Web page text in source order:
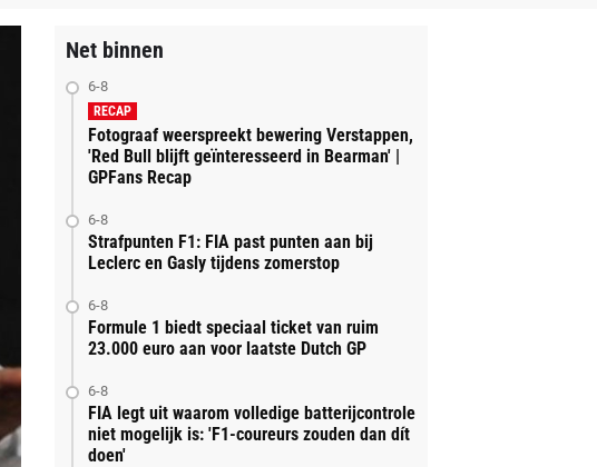
Net binnen
6-8
RECAP
Fotograaf weerspreekt bewering Verstappen,
'Red Bull blijft geïnteresseerd in Bearman' |
GPFans Recap
6-8
Strafpunten F1: FIA past punten aan bij
Leclerc en Gasly tijdens zomerstop
6-8
Formule 1 biedt speciaal ticket van ruim
23.000 euro aan voor laatste Dutch GP
6-8
FIA legt uit waarom volledige batterijcontrole
niet mogelijk is: 'F1-coureurs zouden dan dít
doen'